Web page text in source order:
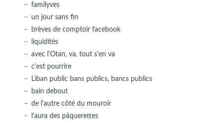
familyves
un jour sans fin
brèves de comptoir facebook
liquidités
avec l'Otan, va, tout s'en va
c'est pourrire
Liban public bans publics, bancs publics
bain debout
de l'autre côté du mouroir
l'aura des pâquerettes